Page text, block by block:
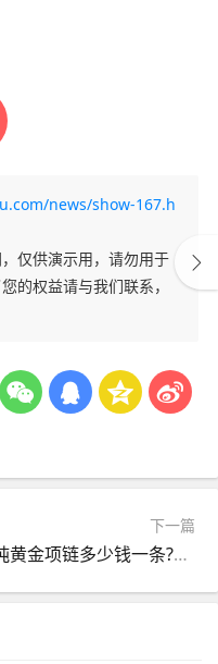
news/show-167.h
仅供演示用，请勿用于
的权益请与我们联系，
下一篇
纯黄金项链多少钱一条?学习这几个方法，购金项链能便宜上千元